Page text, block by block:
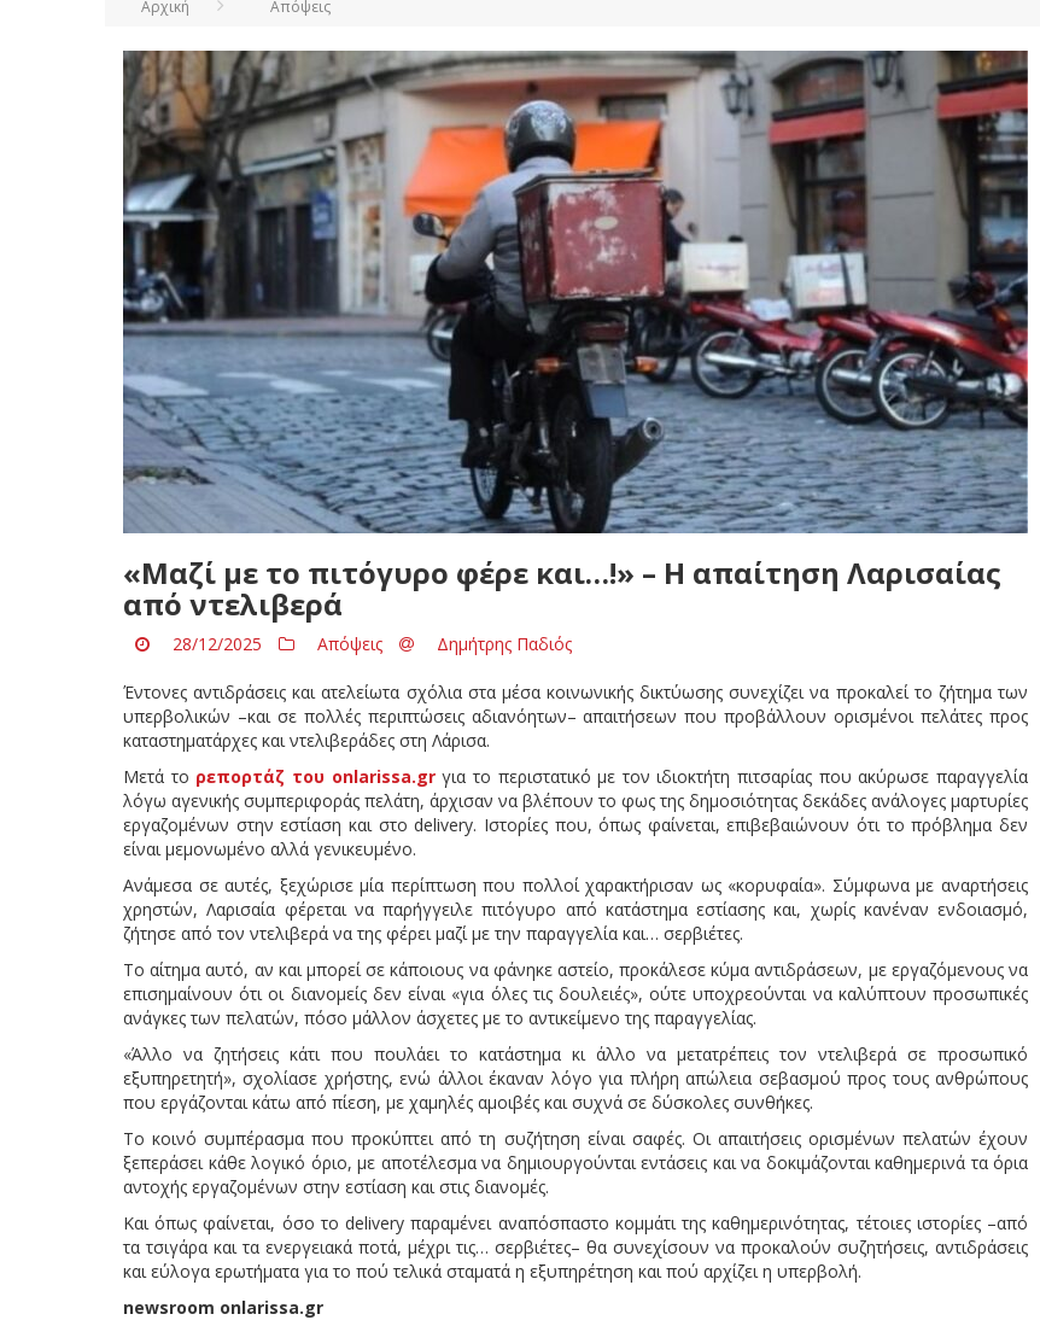
Αρχική Απόψεις
«Μαζί με το πιτόγυρo φέρε και…!» – Η απαίτηση Λαρισαίας
από ντελιβερά
28/12/2025 Απόψεις Δημήτρης Παδιός
Έντονες αντιδράσεις και ατελείωτα σχόλια στα μέσα κοινωνικής δικτύωσης συνεχίζει να προκαλεί το ζήτημα των
υπερβολικών –και σε πολλές περιπτώσεις αδιανόητων– απαιτήσεων που προβάλλουν ορισμένοι πελάτες προς
καταστηματάρχες και ντελιβεράδες στη Λάρισα.
Μετά το ρεπορτάζ του onlarissa.grγια το περιστατικό με τον ιδιοκτήτη πιτσαρίας που ακύρωσε παραγγελία
λόγω αγενικής συμπεριφοράς πελάτη, άρχισαν να βλέπουν το φως της δημοσιότητας δεκάδες ανάλογες μαρτυρίες
εργαζομένων στην εστίαση και στο delivery. Ιστορίες που, όπως φαίνεται, επιβεβαιώνουν ότι το πρόβλημα δεν
είναι μεμονωμένο αλλά γενικευμένο.
Ανάμεσα σε αυτές, ξεχώρισε μία περίπτωση που πολλοί χαρακτήρισαν ως «κορυφαία». Σύμφωνα με αναρτήσεις
χρηστών, Λαρισαία φέρεται να παρήγγειλε πιτόγυρο από κατάστημα εστίασης και, χωρίς κανέναν ενδοιασμό,
ζήτησε από τον ντελιβερά να της φέρει μαζί με την παραγγελία και… σερβιέτες.
Το αίτημα αυτό, αν και μπορεί σε κάποιους να φάνηκε αστείο, προκάλεσε κύμα αντιδράσεων, με εργαζόμενους να
επισημαίνουν ότι οι διανομείς δεν είναι «για όλες τις δουλειές», ούτε υποχρεούνται να καλύπτουν προσωπικές
ανάγκες των πελατών, πόσο μάλλον άσχετες με το αντικείμενο της παραγγελίας.
«Άλλο να ζητήσεις κάτι που πουλάει το κατάστημα κι άλλο να μετατρέπεις τον ντελιβερά σε προσωπικό
εξυπηρετητή», σχολίασε χρήστης, ενώ άλλοι έκαναν λόγο για πλήρη απώλεια σεβασμού προς τους ανθρώπους
που εργάζονται κάτω από πίεση, με χαμηλές αμοιβές και συχνά σε δύσκολες συνθήκες.
Το κοινό συμπέρασμα που προκύπτει από τη συζήτηση είναι σαφές. Οι απαιτήσεις ορισμένων πελατών έχουν
ξεπεράσει κάθε λογικό όριο, με αποτέλεσμα να δημιουργούνται εντάσεις και να δοκιμάζονται καθημερινά τα όρια
αντοχής εργαζομένων στην εστίαση και στις διανομές.
Και όπως φαίνεται, όσο το delivery παραμένει αναπόσπαστο κομμάτι της καθημερινότητας, τέτοιες ιστορίες –από
τα τσιγάρα και τα ενεργειακά ποτά, μέχρι τις… σερβιέτες– θα συνεχίσουν να προκαλούν συζητήσεις, αντιδράσεις
και εύλογα ερωτήματα για το πού τελικά σταματά η εξυπηρέτηση και πού αρχίζει η υπερβολή.
newsroom onlarissa.gr